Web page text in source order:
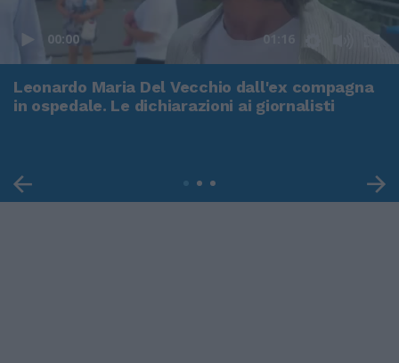
00:00 01:16
Leonardo Maria Del Vecchio dall'ex compagna
in ospedale. Le dichiarazioni ai giornalisti